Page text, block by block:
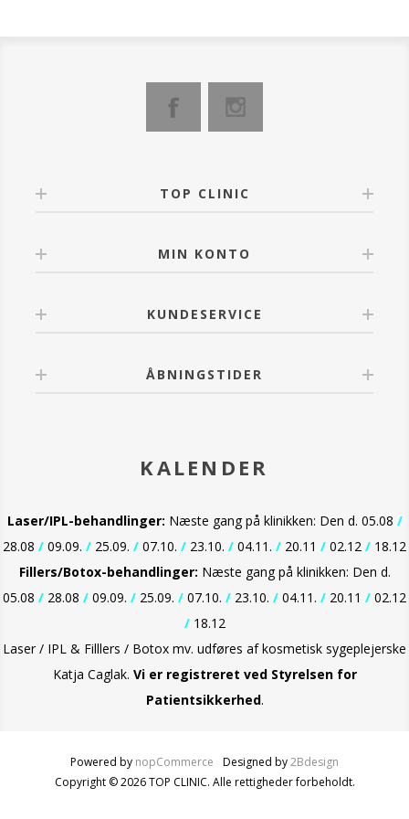
TOP CLINIC
MIN KONTO
KUNDESERVICE
ÅBNINGSTIDER
KALENDER
Laser/IPL-behandlinger: Næste gang på klinikken: Den d. 05.08 /
28.08 / 09.09. / 25.09. / 07.10. / 23.10. / 04.11. / 20.11 / 02.12 / 18.12
Fillers/Botox-behandlinger: Næste gang på klinikken: Den d.
05.08 / 28.08 / 09.09. / 25.09. / 07.10. / 23.10. / 04.11. / 20.11 / 02.12
/18.12
Laser / IPL & Filllers / Botox mv. udføres af kosmetisk sygeplejerske
Katja Caglak. Vi er registreret ved Styrelsen for
Patientsikkerhed.
Powered by nopCommerce Designed by2Bdesign
Copyright © 2026 TOP CLINIC. Alle rettigheder forbeholdt.